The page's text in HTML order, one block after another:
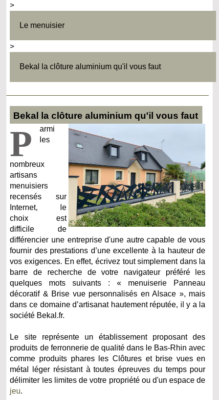
>
Le menuisier
>
Bekal la clôture aluminium qu'il vous faut
Bekal la clôture aluminium qu'il vous faut
P
armi
les
nombreux
artisans
menuisiers
recensés sur
Internet, le
choix est
difficile de
différencier une entreprise d'une autre capable de vous
fournir des prestations d’une excellente à la hauteur de
vos exigences. En effet, écrivez tout simplement dans la
barre de recherche de votre navigateur préféré les
quelques mots suivants : « menuiserie Panneau
décoratif & Brise vue personnalisés en Alsace », mais
dans ce domaine d’artisanat hautement réputée, il y a la
société Bekal.fr.
Le site représente un établissement proposant des
produits de ferronnerie de qualité dans le Bas-Rhin avec
comme produits phares les Clôtures et brise vues en
métal léger résistant à toutes épreuves du temps pour
délimiter les limites de votre propriété ou d'un espace de
jeu.